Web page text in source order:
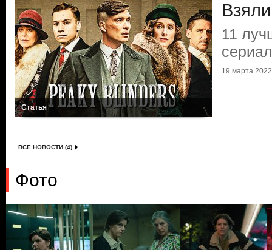
Статья
11
19 марта 2022
ВСЕ НОВОСТИ (4)
Фото